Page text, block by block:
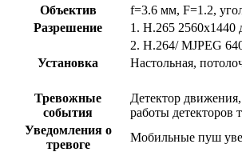
Объектив
f=3.6 мм, F=1.2,
Разрешение
1. H.265 2560x1440
2. H.264/ MJPEG
Установка
Настольная,
Тревожные
события
Детектор движения,
работы детекторов
Уведомления о
тревоге
Мобильные пуш